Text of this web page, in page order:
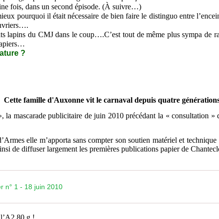
fois, dans un second épisode. (À suivre…)
pourquoi il était nécessaire de bien faire le distinguo entre
du CMJ dans le coup….C’est tout de même plus sympa de
?
famille d'Auxonne vit le carnaval depuis quatre
la mascarade publicitaire de juin 2010 précédant la « consultation
elle m’apporta sans compter son soutien matériel et
de diffuser largement les premières publications papier de
n° 1 - 18 juin 2010